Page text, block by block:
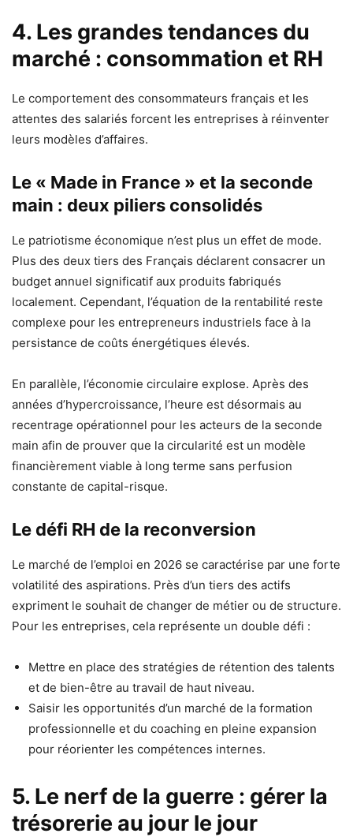
4. Les grandes tendances du
marché : consommation et RH
Le comportement des consommateurs français et les
attentes des salariés forcent les entreprises à réinventer
leurs modèles d’affaires.
Le « Made in France » et la seconde
main : deux piliers consolidés
Le patriotisme économique n’est plus un effet de mode.
Plus des deux tiers des Français déclarent consacrer un
budget annuel significatif aux produits fabriqués
localement. Cependant, l’équation de la rentabilité reste
complexe pour les entrepreneurs industriels face à la
persistance de coûts énergétiques élevés.
En parallèle, l’économie circulaire explose. Après des
années d’hypercroissance, l’heure est désormais au
recentrage opérationnel pour les acteurs de la seconde
main afin de prouver que la circularité est un modèle
financièrement viable à long terme sans perfusion
constante de capital-risque.
Le défi RH de la reconversion
Le marché de l’emploi en 2026 se caractérise par une forte
volatilité des aspirations. Près d’un tiers des actifs
expriment le souhait de changer de métier ou de structure.
Pour les entreprises, cela représente un double défi :
Mettre en place des stratégies de rétention des talents
et de bien-être au travail de haut niveau.
Saisir les opportunités d’un marché de la formation
professionnelle et du coaching en pleine expansion
pour réorienter les compétences internes.
5. Le nerf de la guerre : gérer la
trésorerie au jour le jour